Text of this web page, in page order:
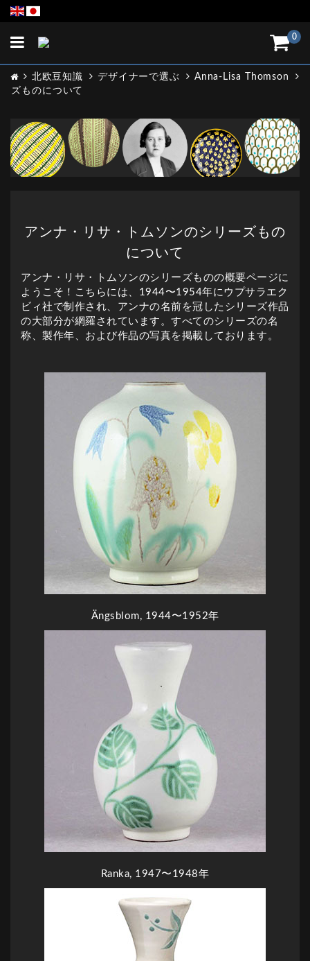
0
Toggle
北欧豆知識 デザイナーで選ぶ
Anna-Lisa Thomson
ズものについて
アンナ・リサ・トムソンのシリーズもの
について
アンナ・リサ・トムソンのシリーズものの概要ページに
ようこそ！こちらには、1944〜1954年にウプサラエク
ビィ社で制作され、アンナの名前を冠したシリーズ作品
の大部分が網羅されています。すべてのシリーズの名
称、製作年、および作品の写真を掲載しております。
Ängsblom, 1944〜1952年
Ranka, 1947〜1948年